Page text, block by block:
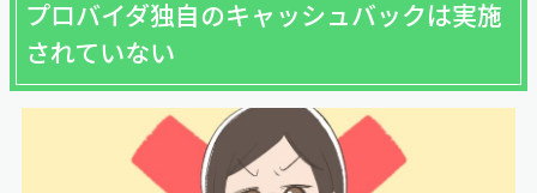
プロバイダ独自のキャッシュバックは実施
されていない